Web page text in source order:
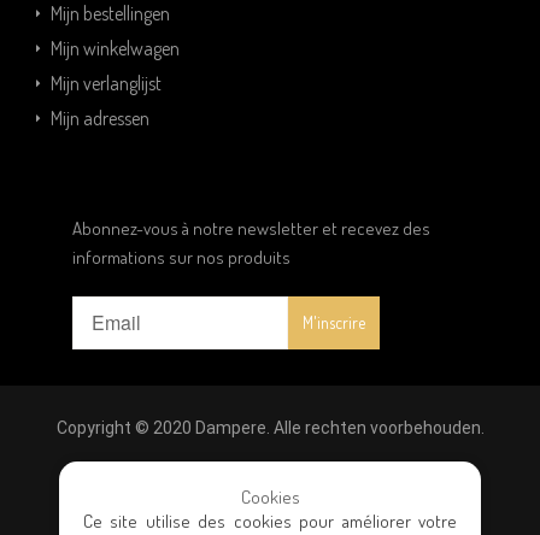
Mijn bestellingen
Mijn winkelwagen
Mijn verlanglijst
Mijn adressen
Abonnez-vous à notre newsletter et recevez des
informations sur nos produits
Copyright © 2020 Dampere. Alle rechten voorbehouden.
Wettelijke vermeldingen |Privacybeleid
verkoopvoorwaarden
Cookies
Ce site utilise des cookies pour améliorer votre